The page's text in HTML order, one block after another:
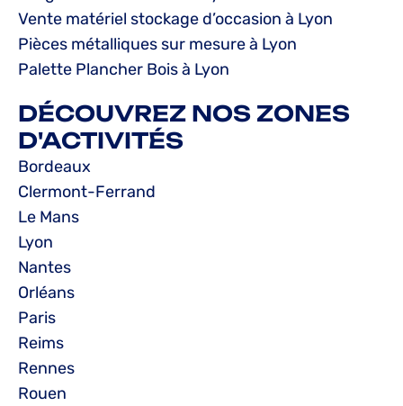
Vente matériel stockage d’occasion à Lyon
Pièces métalliques sur mesure à Lyon
Palette Plancher Bois à Lyon
DÉCOUVREZ NOS ZONES
D'ACTIVITÉS
Bordeaux
Clermont-Ferrand
Le Mans
Lyon
Nantes
Orléans
Paris
Reims
Rennes
Rouen